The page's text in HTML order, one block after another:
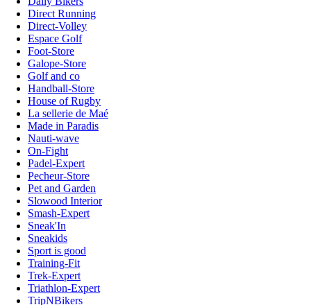
Direct Running
Direct-Volley
Espace Golf
Foot-Store
Galope-Store
Golf and co
Handball-Store
House of Rugby
La sellerie de Maé
Made in Paradis
Nauti-wave
On-Fight
Padel-Expert
Pecheur-Store
Pet and Garden
Slowood Interior
Smash-Expert
Sneak'In
Sneakids
Sport is good
Training-Fit
Trek-Expert
Triathlon-Expert
TripNBikers